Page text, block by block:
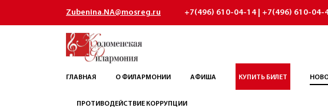
Zubenina.NA@mosreg.ru +7(496) 610-04-14 | +7(496) 610-04-
ГЛАВНАЯ О ФИЛАРМОНИИ АФИША КУПИТЬ БИЛЕТ
ПРОТИВОДЕЙСТВИЕ КОРРУПЦИИ